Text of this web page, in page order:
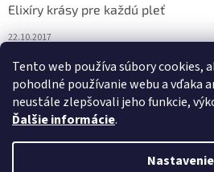
Tento web používa súbory cookies,
pohodlné používanie webu a vďaka
neustále zlepšovali jeho funkcie,
Ďalšie informácie.
Nastavenie
Elixíry krásy pre každú pleť
22.10.2017
Spoznajte prírodnú kozmetiku Sante
10.10.2017